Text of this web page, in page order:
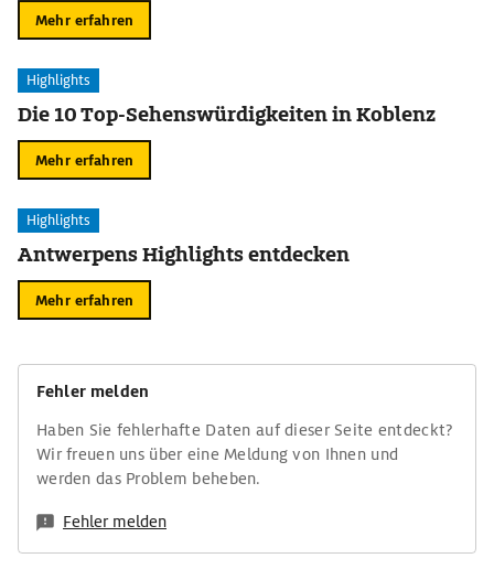
Mehr erfahren
Highlights
Die 10 Top-Sehenswürdigkeiten in Koblenz
Mehr erfahren
Highlights
Antwerpens Highlights entdecken
Mehr erfahren
Fehler melden
Haben Sie fehlerhafte Daten auf dieser Seite entdeckt?
Wir freuen uns über eine Meldung von Ihnen und
werden das Problem beheben.
Fehler melden